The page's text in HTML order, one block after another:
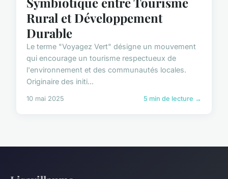
Rural et Développement
Durable
Le terme "Voyagez Vert" désigne un mouvement
qui encourage un tourisme respectueux de
l'environnement et des communautés locales.
Originaire des initi...
10 mai 2025 5 min de lecture →